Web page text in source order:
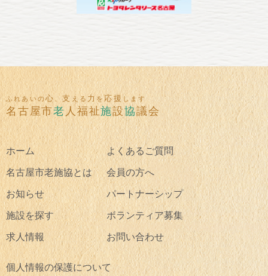
ふれあいの心 、支 える 力を 応援 します
名古屋市老 人福祉施設協議会
ホーム
名古屋市老施協とは
お知らせ
施設を探す
求人情報
よくあるご質問
会員の方へ
パートナーシップ
ボランティア募集
お問い合わせ
個人情報の保護について